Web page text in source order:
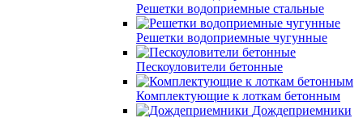
Решетки водоприемные стальные
Решетки водоприемные чугунные
Пескоуловители бетонные
Комплектующие к лоткам бетонным
Дождеприемники